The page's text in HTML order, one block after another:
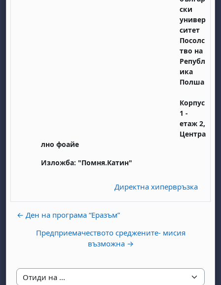
ски
универ
ситет
Посолс
тво на
Републ
ика
Полша
Корпус
1 -
етаж 2,
Центра
лно фоайе
Изложба: "Помня.Катин"
Директна хипервръзка
← Ден на програма “Eразъм”
Предприемачеството среджените- мисия
възможна →
Отиди на ...
август
август8 август
неделя, 9 август